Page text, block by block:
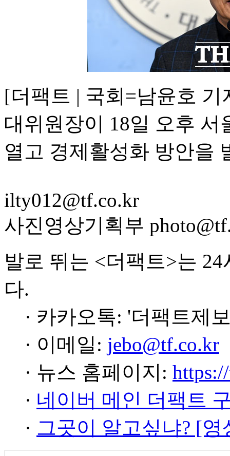
[더팩트 | 국회=남윤호
대위원장이 18일 오후
열고 경제활성화 방안을
ilty012@tf.co.kr
사진영상기획부
발로 뛰는 <더팩트>는
다.
· 카카오톡: '더팩트제
· 이메일: jebo@tf.co.kr
· 뉴스 홈페이지:
· 네이버 메인 더팩트
· 그곳이 알고싶냐? [